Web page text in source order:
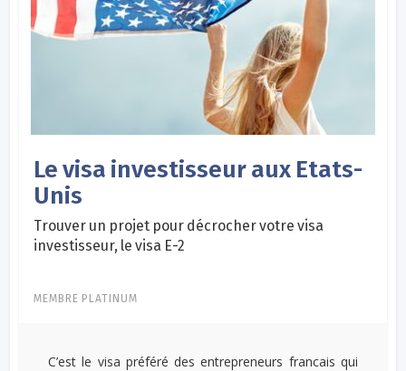
Le visa investisseur aux Etats-
Unis
Trouver un projet pour décrocher votre visa
investisseur, le visa E-2
MEMBRE PLATINUM
C’est le visa préféré des entrepreneurs francais qui